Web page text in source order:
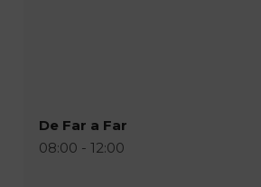
De Far a Far
08:00 - 12:00